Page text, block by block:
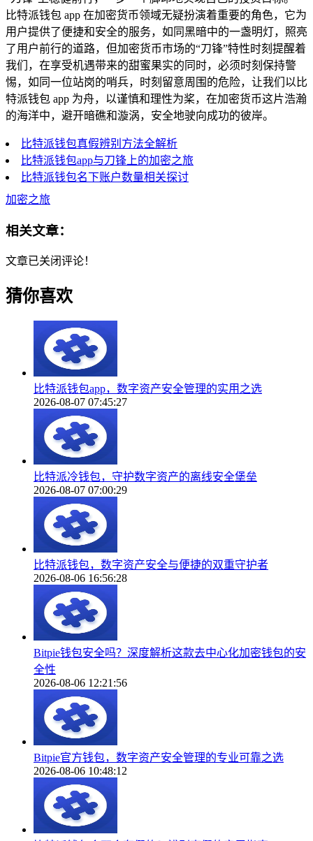
比特派钱包 app 在加密货币领域无疑扮演着重要的角色，它为
用户提供了便捷和安全的服务，如同黑暗中的一盏明灯，照亮
了用户前行的道路，但加密货币市场的“刀锋”特性时刻提醒着
我们，在享受机遇带来的甜蜜果实的同时，必须时刻保持警
惕，如同一位站岗的哨兵，时刻留意周围的危险，让我们以比
特派钱包 app 为舟，以谨慎和理性为桨，在加密货币这片浩瀚
的海洋中，避开暗礁和漩涡，安全地驶向成功的彼岸。
比特派钱包真假辨别方法全解析
比特派钱包app与刀锋上的加密之旅
比特派钱包名下账户数量相关探讨
加密之旅
相关文章：
文章已关闭评论！
猜你喜欢
比特派钱包app，数字资产安全管理的实用之选
2026-08-07 07:45:27
比特派冷钱包，守护数字资产的离线安全堡垒
2026-08-07 07:00:29
比特派钱包，数字资产安全与便捷的双重守护者
2026-08-06 16:56:28
Bitpie钱包安全吗？深度解析这款去中心化加密钱包的安
全性
2026-08-06 12:21:56
Bitpie官方钱包，数字资产安全管理的专业可靠之选
2026-08-06 10:48:12